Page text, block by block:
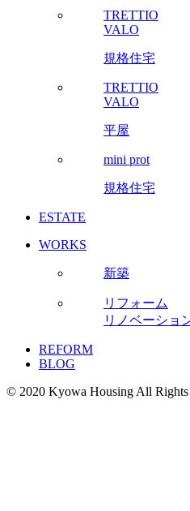
TRETTIO
VALO
規格住宅
TRETTIO
VALO
平屋
mini prot
規格住宅
ESTATE
WORKS
新築
リフォーム
リノベーショ
REFORM
BLOG
© 2020 Kyowa Housing All Rights